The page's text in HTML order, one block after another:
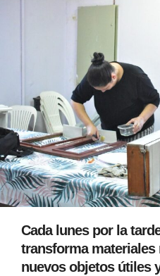
Cada lunes por la
transforma materiales
nuevos objetos útiles